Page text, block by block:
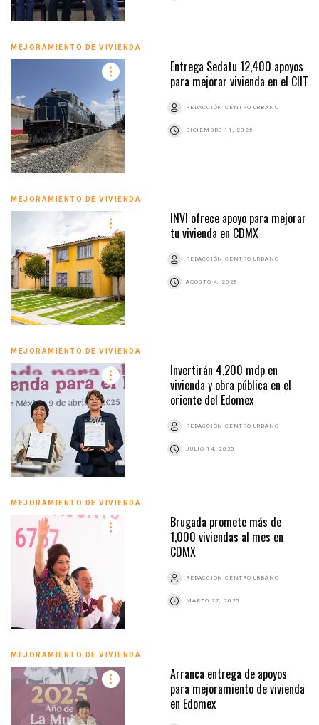
MEJORAMIENTO DE VIVIENDA
Entrega Sedatu 12,400 apoyos
para mejorar vivienda en el CIIT
REDACCIÓN CENTRO URBANO
DICIEMBRE 11, 2025
MEJORAMIENTO DE VIVIENDA
INVI ofrece apoyo para mejorar
tu vivienda en CDMX
REDACCIÓN CENTRO URBANO
AGOSTO 4, 2025
MEJORAMIENTO DE VIVIENDA
Invertirán 4,200 mdp en
vivienda y obra pública en el
oriente del Edomex
REDACCIÓN CENTRO URBANO
JULIO 14, 2025
MEJORAMIENTO DE VIVIENDA
Brugada promete más de
1,000 viviendas al mes en
CDMX
REDACCIÓN CENTRO URBANO
MARZO 27, 2025
MEJORAMIENTO DE VIVIENDA
Arranca entrega de apoyos
para mejoramiento de vivienda
en Edomex